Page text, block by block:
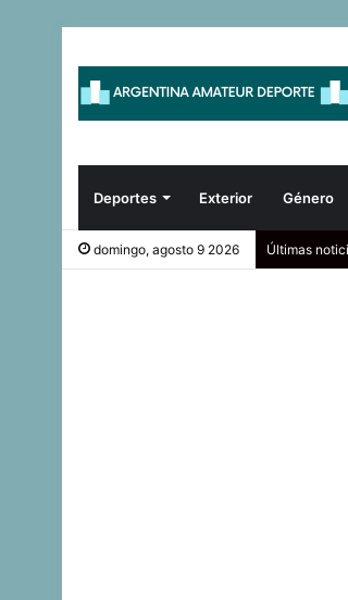
Deportes Exterior Género
domingo, agosto 9 2026 Últimas